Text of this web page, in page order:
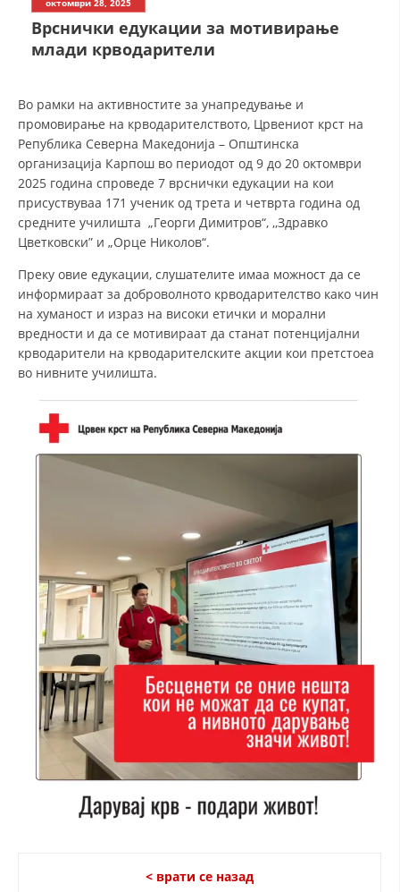
ДЕЈСТВУВАЊЕ
ПРИРАЧНИЦИ
СТРАТЕГИИ
ЕДУКАТИВНО ИНФОРМАТИВНИ МАТЕРИЈАЛИ
ПРЕЗЕНТАЦИИ
октомври 28, 2025
Врснички едукации за мотивирање
млади крводарители
Во рамки на активностите за унапредување и
промовирање на крводарителството, Црвениот крст на
Република Северна Македонија – Општинска
организација Карпош во периодот од 9 до 20 октомври
2025 година спроведе 7 врснички едукации на кои
присуствуваа 171 ученик од трета и четврта година од
средните училишта „Георги Димитров“, ,,Здравко
Цветковски” и „Орце Николов“.
Преку овие едукации, слушателите имаа можност да се
информираат за доброволното крводарителство како чин
на хуманост и израз на високи етички и морални
вредности и да се мотивираат да станат потенцијални
крводарители на крводарителските акции кои претстоеа
во нивните училишта.
< врати се назад